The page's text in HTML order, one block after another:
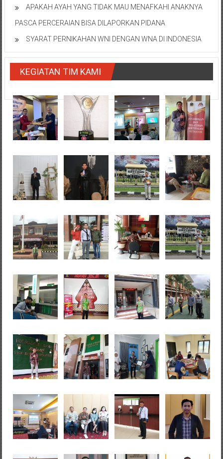
APAKAH AYAH YANG TIDAK MAU MENAFKAHI ANAKNYA
PASCA PERCERAIAN BISA DILAPORKAN PIDANA
SYARAT PERNIKAHAN WNI DENGAN WNA DI INDONESIA
KEGIATAN TIM KAMI